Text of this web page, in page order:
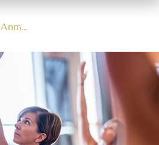
Anmelden